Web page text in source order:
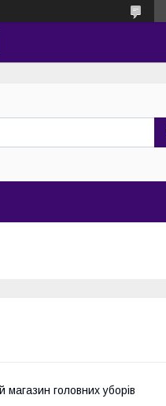
магазин головних уборів